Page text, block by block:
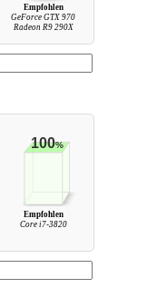
Empfohlen
GeForce GTX 970
Radeon R9 290X
100%
Empfohlen
Core i7-3820